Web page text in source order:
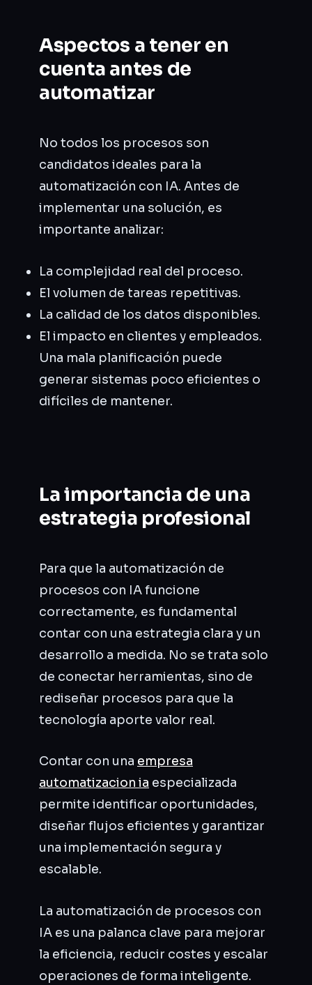
Aspectos a tener en
cuenta antes de
automatizar
No todos los procesos son
candidatos ideales para la
automatización con IA. Antes de
implementar una solución, es
importante analizar:
La complejidad real del proceso.
El volumen de tareas repetitivas.
La calidad de los datos disponibles.
El impacto en clientes y empleados.
Una mala planificación puede
generar sistemas poco eficientes o
difíciles de mantener.
La importancia de una
estrategia profesional
Para que la automatización de
procesos con IA funcione
correctamente, es fundamental
contar con una estrategia clara y un
desarrollo a medida. No se trata solo
de conectar herramientas, sino de
rediseñar procesos para que la
tecnología aporte valor real.
Contar con una empresa
automatizacion ia especializada
permite identificar oportunidades,
diseñar flujos eficientes y garantizar
una implementación segura y
escalable.
La automatización de procesos con
IA es una palanca clave para mejorar
la eficiencia, reducir costes y escalar
operaciones de forma inteligente.